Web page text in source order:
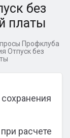
без
платы
Профклуба
Отпуск без
расчете